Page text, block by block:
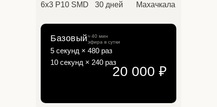
6х3 P10 SMD 30 дней Махачкала
Базовый≈ 40 мин
эфира в сутки
5 секунд × 480 раз
10 секунд × 240 раз
20 000 ₽